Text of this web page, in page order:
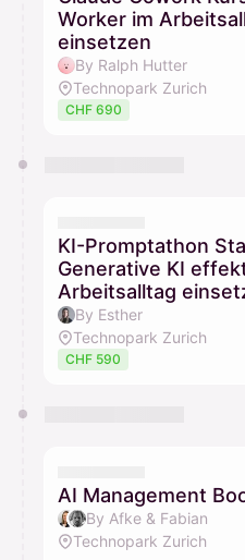
Worker im
einsetzen
By Ralph Hutter
Technopark Zurich
CHF 690
KI-Promptathon
Generative KI
Arbeitsalltag
By Esther
Technopark Zurich
CHF 590
AI Management
By Afke & Fabian
Technopark Zurich